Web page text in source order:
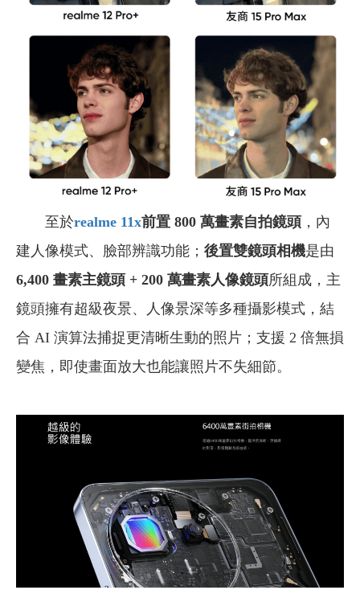
至於realme 11x前置 800 萬畫素自拍鏡頭 ，內
建人像模式、臉部辨識功能； 後置雙鏡頭相機是由
6,400 畫素主鏡頭 + 200 萬畫素人像鏡頭所組成，主
鏡頭擁有超級夜景、人像景深等多種攝影模式，結
合 AI 演算法捕捉更清晰生動的照片；支援 2 倍無損
變焦，即使畫面放大也能讓照片不失細節。